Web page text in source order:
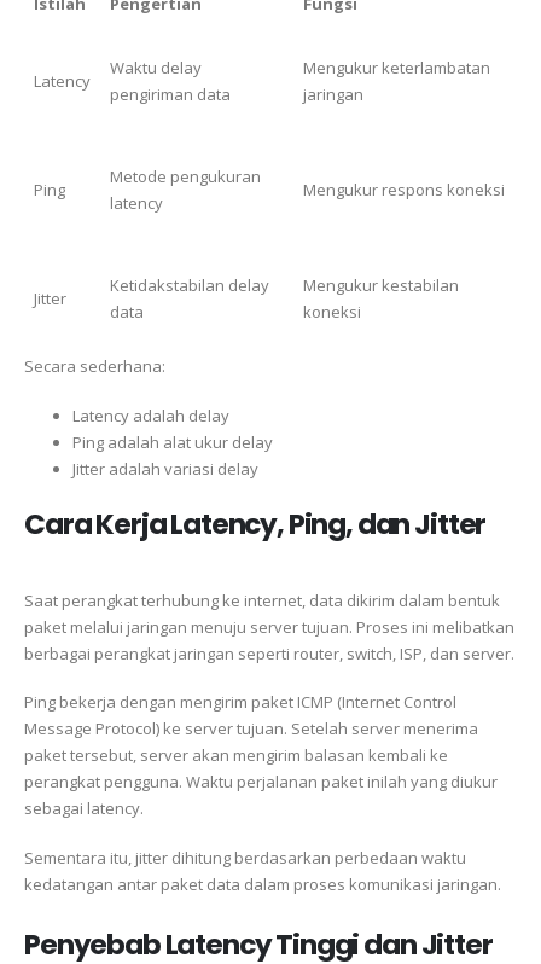
Latency
Waktu delay
pengiriman data
Mengukur keterlambatan
jaringan
Ping
Metode pengukuran
latency
Mengukur respons koneksi
Jitter
Ketidakstabilan delay
data
Mengukur kestabilan
koneksi
Secara sederhana:
Latency adalah delay
Ping adalah alat ukur delay
Jitter adalah variasi delay
Cara Kerja Latency, Ping, dan Jitter
Saat perangkat terhubung ke internet, data dikirim dalam bentuk
paket melalui jaringan menuju server tujuan. Proses ini melibatkan
berbagai perangkat jaringan seperti router, switch, ISP, dan server.
Ping bekerja dengan mengirim paket ICMP (Internet Control
Message Protocol) ke server tujuan. Setelah server menerima
paket tersebut, server akan mengirim balasan kembali ke
perangkat pengguna. Waktu perjalanan paket inilah yang diukur
sebagai latency.
Sementara itu, jitter dihitung berdasarkan perbedaan waktu
kedatangan antar paket data dalam proses komunikasi jaringan.
Penyebab Latency Tinggi dan Jitter